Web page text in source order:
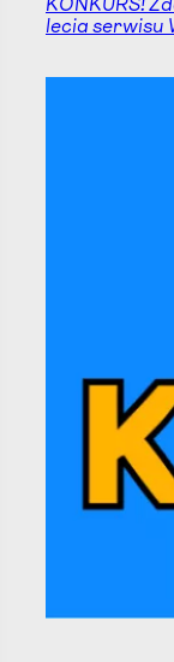
KONKURS!
lecia serwisu